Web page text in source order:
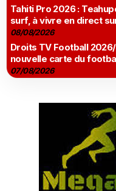
Tahiti Pro 2026 :
surf, à vivre en direct
08/08/2026
Droits TV Football
nouvelle carte du
07/08/2026